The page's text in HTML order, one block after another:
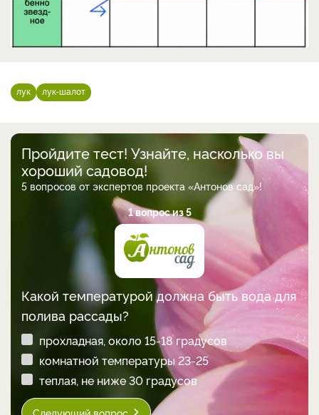
лук лук-шалот
Пройдите тест! Узнайте, насколько вы
хороший садовод!
5 вопросов от экспертов проекта «Антонов сад»!
1 вопрос из 5
Какой температурой должна быть вода для
полива рассады?
прохладная, около 15-18 градусов
комнатной температуры 23-25
теплая, не ниже 30 градусов
Следующий вопрос